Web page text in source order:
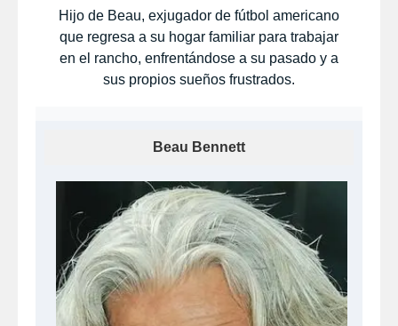
Hijo de Beau, exjugador de fútbol americano
que regresa a su hogar familiar para trabajar
en el rancho, enfrentándose a su pasado y a
sus propios sueños frustrados.
Beau Bennett